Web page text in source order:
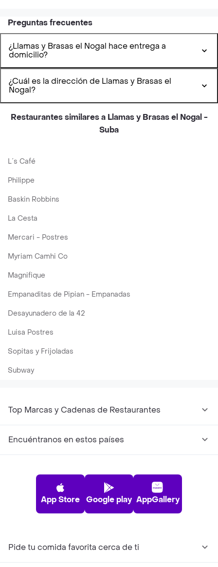
Preguntas frecuentes
¿Llamas y Brasas el Nogal hace entrega a
domicilio?
¿Cuál es la dirección de Llamas y Brasas el
Nogal?
Restaurantes similares a Llamas y Brasas el Nogal -
Suba
L´s Café
Philippe
Baskin Robbins
La Cesta
Mercari - Postres
Myriam Camhi Co
Magnifique
Empanaditas de Pipian - Empanadas
Desayunadero de la 42
Luisa Postres
Sopitas y Frijoladas
Subway
Top Marcas y Cadenas de Restaurantes
Encuéntranos en estos países
App Store Google play AppGallery
Pide tu comida favorita cerca de ti